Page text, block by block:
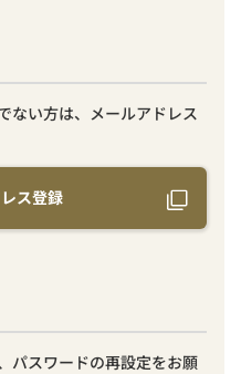
ない方は、メールアドレス
ス登録
パスワードの再設定をお願